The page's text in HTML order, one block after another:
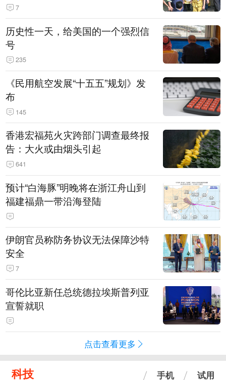
7
历史性一天，给美国的一个强烈信
号
235
《民用航空发展“十五五”规划》发
布
145
香港宏福苑火灾跨部门调查最终报
告：大火或由烟头引起
641
预计“白海豚”明晚将在浙江舟山到
福建福鼎一带沿海登陆
伊朗官员称防务协议无法保障沙特
安全
7
哥伦比亚新任总统德拉埃斯普列亚
宣誓就职
点击查看更多
科技 手机 试用